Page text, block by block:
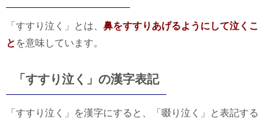
「すすり泣く」とは、 鼻をすすりあげるようにして泣くこ
と を意味しています。
「すすり泣く」の漢字表記
「すすり泣く」を漢字にすると、「啜り泣く」と表記する